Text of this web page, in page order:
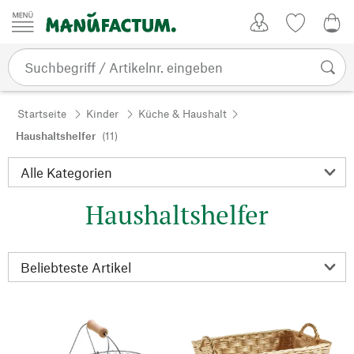
Zum Inhalt springen
Startseite Kinder
Küche & Haushalt
Haushaltshelfer (11)
Haushaltshelfer